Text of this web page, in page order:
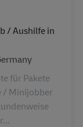
/ Aushilfe in
für Pakete
/ Minijobber